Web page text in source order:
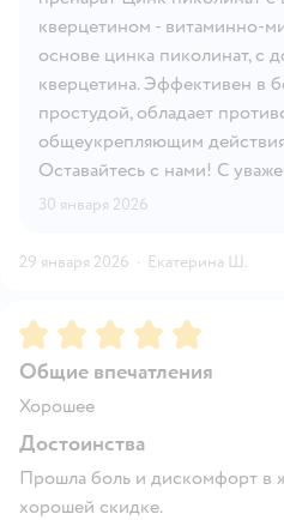
кверцетином - витаминно-
основе цинка пиколинат, с
кверцетина. Эффективен в
простудой, обладает
общеукрепляющим
Оставайтесь с нами! С
30 января 2026
29 января 2026 · Екатерина Ш.
Рейтинг:5
Общие впечатления
Хорошее
Достоинства
Прошла боль и дискомфорт в
хорошей скидке.